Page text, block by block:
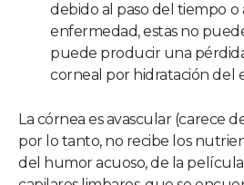
debido al paso del tiempo o
enfermedad, estas no
puede producir una
corneal por hidratación del
La córnea es avascular (carece
por lo tanto, no recibe los
del humor acuoso, de la